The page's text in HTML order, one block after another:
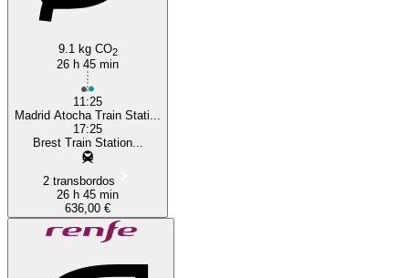
9.1 kg CO2
26 h 45 min
11:25
Madrid Atocha Train Stati...
17:25
Brest Train Station...
2 transbordos
26 h 45 min
636,00 €